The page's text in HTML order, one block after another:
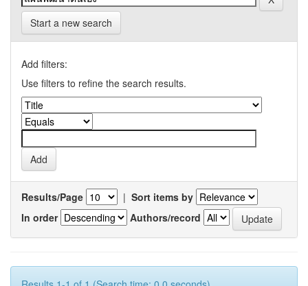
Start a new search
Add filters:
Use filters to refine the search results.
Results/Page | Sort items by
In order
Authors/record